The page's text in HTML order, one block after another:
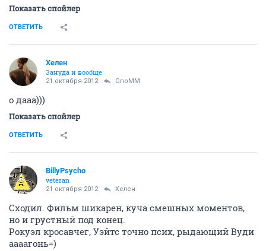
Показать спойлер
ОТВЕТИТЬ
Хелен
Зануда и вообще
21 октября 2012 GnoMM
о дааа)))
Показать спойлер
ОТВЕТИТЬ
BillyPsycho
veteran
21 октября 2012 Хелен
Сходил. Фильм шикарен, куча смешных моментов,
но и грустный под конец.
Рокуэл кросавчег, Уэйтс точно псих, рыдающий Вуди
аааагонь=)